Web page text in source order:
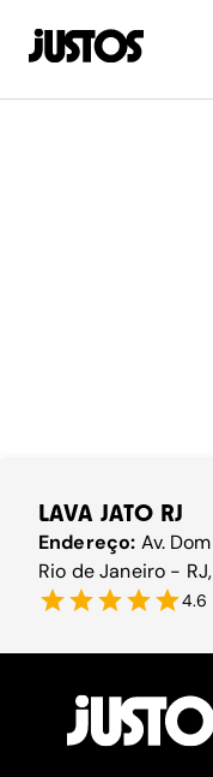
LAVA JATO RJ
Endereço: Av.
Rio de Janeiro -
4.6